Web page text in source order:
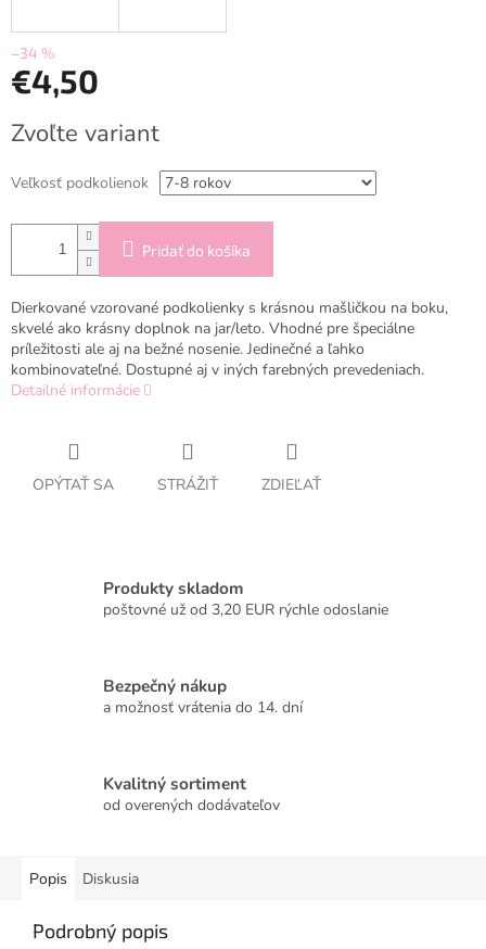
–34 %
€4,50
cena:
Zvoľte variant
Veľkosť podkolienok
Pridať do košíka
Dierkované vzorované podkolienky s krásnou mašličkou na boku,
skvelé ako krásny doplnok na jar/leto. Vhodné pre špeciálne
príležitosti ale aj na bežné nosenie. Jedinečné a ľahko
kombinovateľné. Dostupné aj v iných farebných prevedeniach.
Detailné informácie
OPÝTAŤ SA STRÁŽIŤ ZDIEĽAŤ
Produkty skladom
poštovné už od 3,20 EUR rýchle odoslanie
Bezpečný nákup
a možnosť vrátenia do 14. dní
Kvalitný sortiment
od overených dodávateľov
Popis Diskusia
Podrobný popis